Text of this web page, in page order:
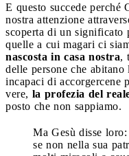
E questo succede perché
nostra attenzione
scoperta di un significato
quelle a cui magari ci
nascosta in casa nostra,
delle persone che
incapaci di accorgercene
vere, la profezia del
posto che non sappiamo.
Ma Gesù disse
se non nella sua